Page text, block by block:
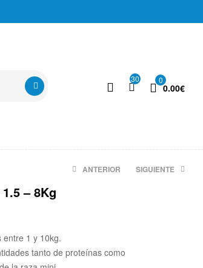
30 0
0.00€
ANTERIOR SIGUIENTE
– 8Kg
entre 1 y 10kg.
tanto de proteínas como